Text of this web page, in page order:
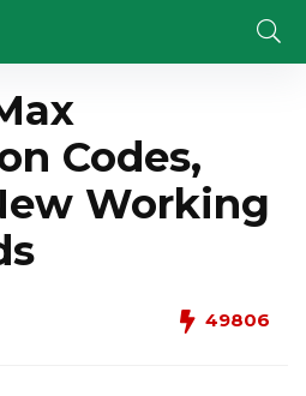
Codes,
Working
49806